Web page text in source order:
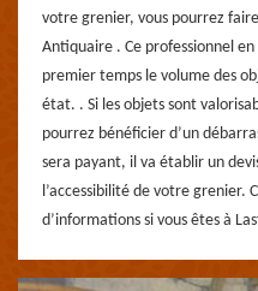
votre grenier, vous pourrez
Antiquaire . Ce professionnel
premier temps le volume des
état. . Si les objets sont
pourrez bénéficier d’un
sera payant, il va établir un
l’accessibilité de votre grenier.
d’informations si vous êtes à